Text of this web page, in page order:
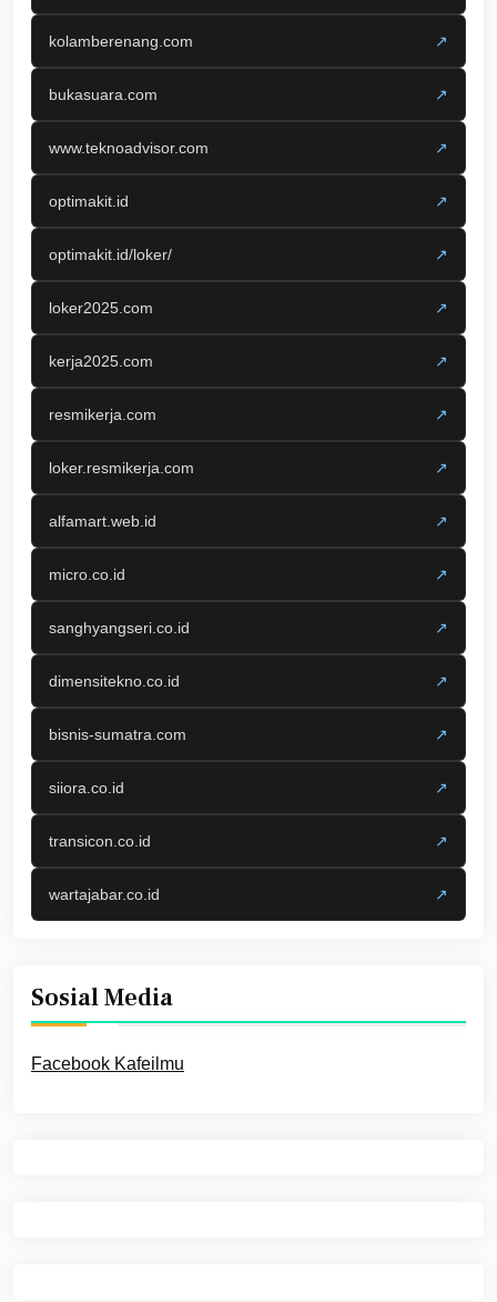
kolamberenang.com ↗
bukasuara.com ↗
www.teknoadvisor.com ↗
optimakit.id ↗
optimakit.id/loker/ ↗
loker2025.com ↗
kerja2025.com ↗
resmikerja.com ↗
loker.resmikerja.com ↗
alfamart.web.id ↗
micro.co.id ↗
sanghyangseri.co.id ↗
dimensitekno.co.id ↗
bisnis-sumatra.com ↗
siiora.co.id ↗
transicon.co.id ↗
wartajabar.co.id ↗
Sosial Media
Facebook Kafeilmu